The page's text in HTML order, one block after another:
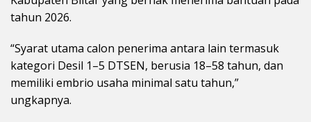
tahun 2026.
“Syarat utama calon penerima antara lain termasuk
kategori Desil 1–5 DTSEN, berusia 18–58 tahun, dan
memiliki embrio usaha minimal satu tahun,”
ungkapnya.